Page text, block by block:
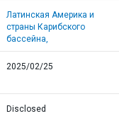
Латинская Америка и
страны Карибского
бассейна,
2025/02/25
Disclosed